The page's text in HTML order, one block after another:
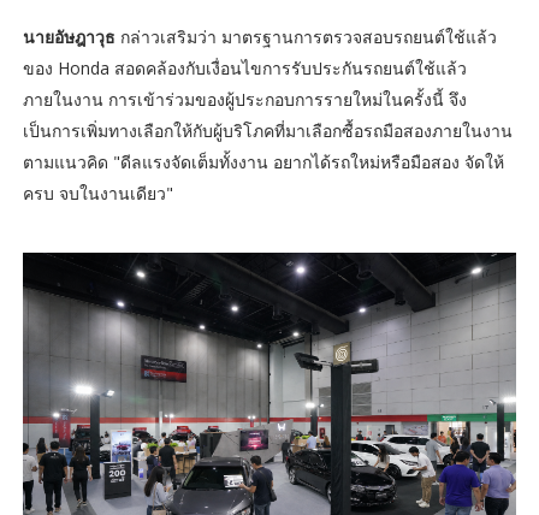
นายอัษฎาวุธ กล่าวเสริมว่า มาตรฐานการตรวจสอบรถยนต์ใช้แล้ว
ของ Honda สอดคล้องกับเงื่อนไขการรับประกันรถยนต์ใช้แล้ว
ภายในงาน การเข้าร่วมของผู้ประกอบการรายใหม่ในครั้งนี้ จึง
เป็นการเพิ่มทางเลือกให้กับผู้บริโภคที่มาเลือกซื้อรถมือสองภายในงาน
ตามแนวคิด "ดีลแรงจัดเต็มทั้งงาน อยากได้รถใหม่หรือมือสอง จัดให้
ครบ จบในงานเดียว"